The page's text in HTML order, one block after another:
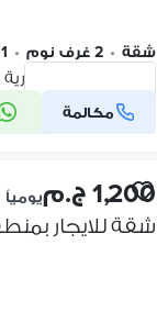
شقة • 2 غرف نوم • 1 حمام
ميامي، الإسكندرية
مكالمة
شركة موثقة
1,200 ج.م يومياً